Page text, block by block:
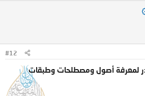
تأليف: الحافظ ابن كثير، تحقيق: أنور
(1425هـ-2004 م ).
إبراهيم بن علي بن يوسف الشيرازي أبو
تحقيق: خليل الميس.
#12
لمعرفة أصول ومصطلحات وطبقات